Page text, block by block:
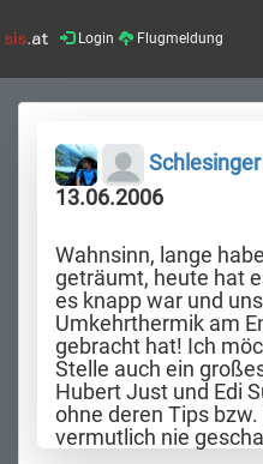
Login Flugmeldung
Schlesinger
13.06.2006
Wahnsinn, lange
geträumt, heute hat
es knapp war und
Umkehrthermik am
gebracht hat! Ich
Stelle auch ein
Hubert Just und Edi
ohne deren Tips
vermutlich nie